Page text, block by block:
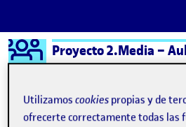
Saltar al contenido
Logo Ágora
Proyecto 2.Media –
Utilizamoscookies propias y de
ofrecerte correctamente todas las